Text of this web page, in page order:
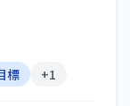
標 +1